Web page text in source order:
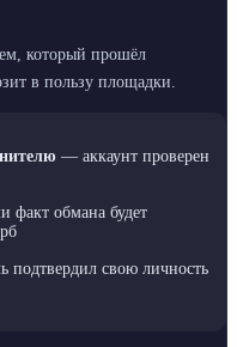
который прошёл
в пользу площадки.
— аккаунт проверен
факт обмана будет
подтвердил свою личность